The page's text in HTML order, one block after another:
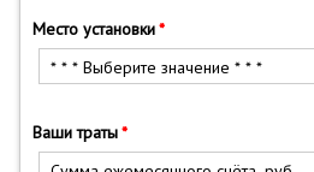
Место установки
Ваши траты